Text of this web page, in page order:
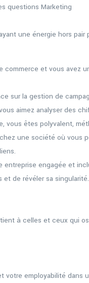
questions Marketing
une énergie hors
commerce et vous avez
sur la gestion de
aimez analyser des
vous êtes polyvalent,
une société où
entreprise engagée et
et de révéler sa singularité.
à celles et ceux qui
employabilité dans